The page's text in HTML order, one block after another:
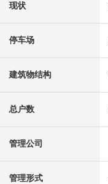
现状
停车场
建筑物结构
总户数
管理公司
管理形式